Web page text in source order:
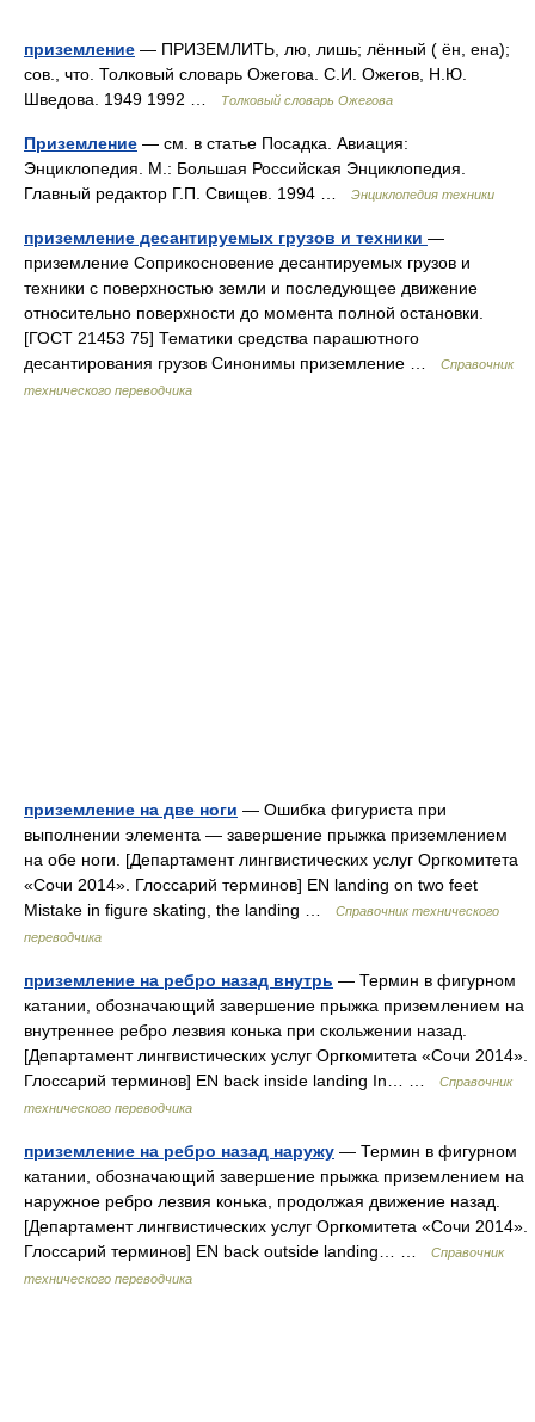
приземление — ПРИЗЕМЛИТЬ, лю, лишь; лённый ( ён, ена);
сов., что. Толковый словарь Ожегова. С.И. Ожегов, Н.Ю.
Шведова. 1949 1992 …
Толковый словарь Ожегова
Приземление — см. в статье Посадка. Авиация:
Энциклопедия. М.: Большая Российская Энциклопедия.
Главный редактор Г.П. Свищев. 1994 …
Энциклопедия техники
приземление десантируемых грузов и техники —
приземление Соприкосновение десантируемых грузов и
техники с поверхностью земли и последующее движение
относительно поверхности до момента полной остановки.
[ГОСТ 21453 75] Тематики средства парашютного
десантирования грузов Синонимы приземление …
Справочник
технического переводчика
приземление на две ноги — Ошибка фигуриста при
выполнении элемента — завершение прыжка приземлением
на обе ноги. [Департамент лингвистических услуг Оргкомитета
«Сочи 2014». Глоссарий терминов] EN landing on two feet
Mistake in figure skating, the landing …
Справочник технического
переводчика
приземление на ребро назад внутрь — Термин в фигурном
катании, обозначающий завершение прыжка приземлением на
внутреннее ребро лезвия конька при скольжении назад.
[Департамент лингвистических услуг Оргкомитета «Сочи 2014».
Глоссарий терминов] EN back inside landing In… …
Справочник
технического переводчика
приземление на ребро назад наружу — Термин в фигурном
катании, обозначающий завершение прыжка приземлением на
наружное ребро лезвия конька, продолжая движение назад.
[Департамент лингвистических услуг Оргкомитета «Сочи 2014».
Глоссарий терминов] EN back outside landing… …
Справочник
технического переводчика